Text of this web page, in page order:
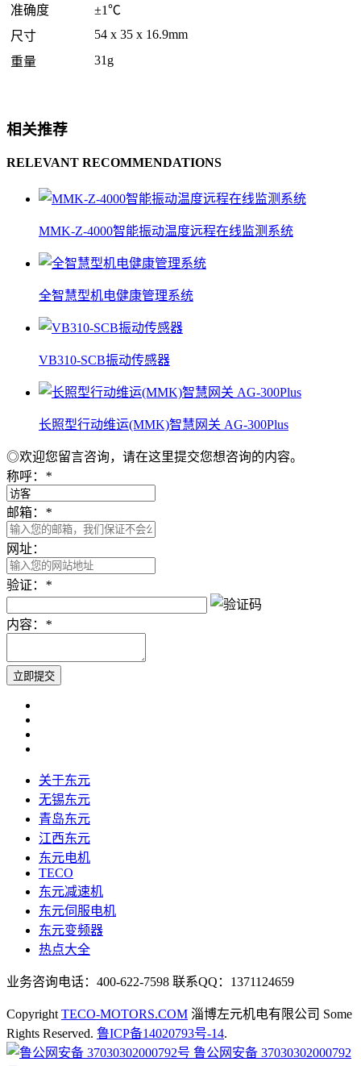
准确度
±1℃
尺寸
54 x 35 x 16.9mm
重量
31g
相关推荐
RELEVANT RECOMMENDATIONS
MMK-Z-4000智能振动温度远程在线监测系统
全智慧型机电健康管理系统
VB310-SCB振动传感器
长照型行动维运(MMK)智慧网关 AG-300Plus
◎欢迎您留言咨询，请在这里提交您想咨询的内容。
称呼： *
邮箱： *
网址：
验证： *
内容： *
关于东元
无锡东元
青岛东元
江西东元
东元电机
TECO
东元减速机
东元伺服电机
东元变频器
热点大全
业务咨询电话：400-622-7598 联系QQ：1371124659
Copyright TECO-MOTORS.COM 淄博左元机电有限公司 Some
Rights Reserved. 鲁ICP备14020793号-14.
鲁公网安备 37030302000792